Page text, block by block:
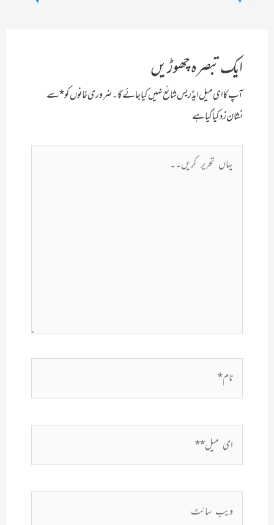
ایک تبصرہ چھوڑیں
آپ کا ای میل ایڈریس شائع نہیں کیا جائے گا۔ضروری خانوں کو*سے
نشان زد کیا گیا ہے
تحریر
میل**